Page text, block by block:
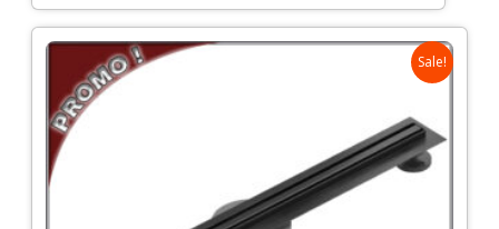
Sale!